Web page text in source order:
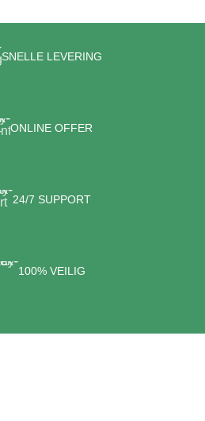
SNELLE LEVERING
ONLINE OFFER
24/7 SUPPORT
100% VEILIG